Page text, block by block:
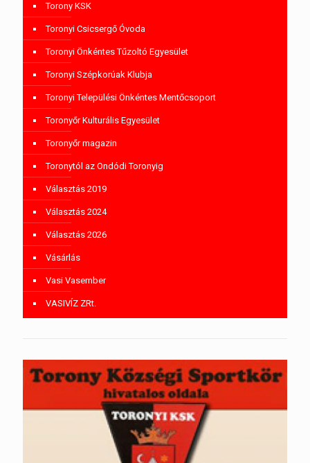
Torony KSK
Toronyi Csicsergő Óvoda
Toronyi Önkéntes Tűzoltó Egyesület
Toronyi Szépkorúak Klubja
Toronyi Települési Önkéntes Mentőcsoport
Toronyőr Kulturális Egyesület
Toronyőr magazin
Toronytól az Ondódi Toronyig
Választás 2019
Választás 2024
Választás 2026
Vásárlás
Vasi Vasember
VASIVÍZ ZRt.